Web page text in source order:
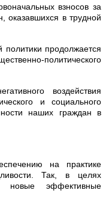
взносов за
в трудной
политики продолжается
политического
воздействия
и социального
наших граждан в
на практике
Так, в целях
новые эффективные